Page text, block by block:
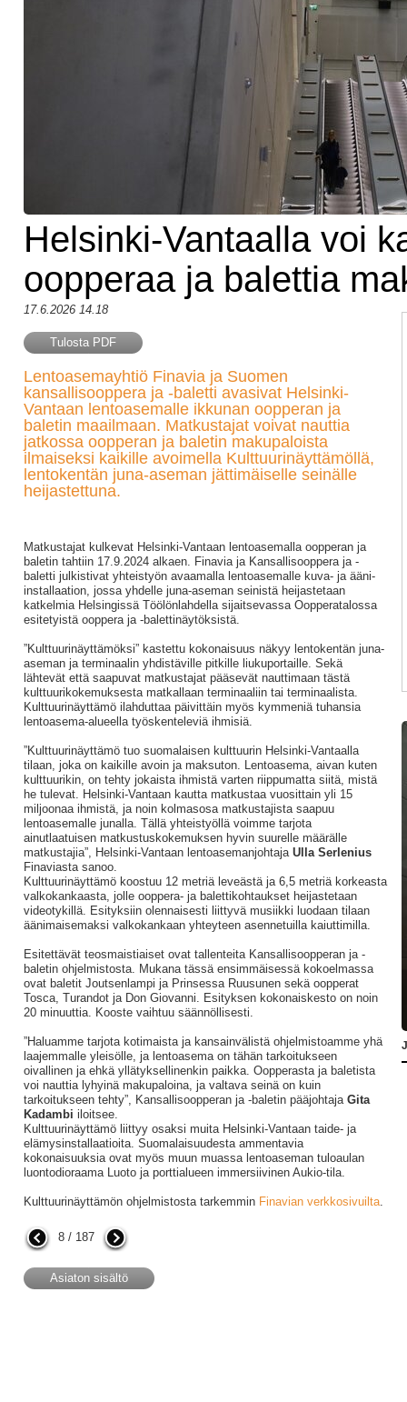
Helsinki-Vantaalla voi
oopperaa ja balettia
17.6.2026 14.18
Tulosta PDF
Lentoasemayhtiö Finavia ja Suomen
kansallisooppera ja -baletti avasivat Helsinki-
Vantaan lentoasemalle ikkunan oopperan ja
baletin maailmaan. Matkustajat voivat nauttia
jatkossa oopperan ja baletin makupaloista
ilmaiseksi kaikille avoimella Kulttuurinäyttämöllä,
lentokentän juna-aseman jättimäiselle seinälle
heijastettuna.
Matkustajat kulkevat Helsinki-Vantaan lentoasemalla oopperan ja
baletin tahtiin 17.9.2024 alkaen. Finavia ja Kansallisooppera ja -
baletti julkistivat yhteistyön avaamalla lentoasemalle kuva- ja ääni-
installaation, jossa yhdelle juna-aseman seinistä heijastetaan
katkelmia Helsingissä Töölönlahdella sijaitsevassa Oopperatalossa
esitetyistä ooppera ja -balettinäytöksistä.
”Kulttuurinäyttämöksi” kastettu kokonaisuus näkyy lentokentän juna-
aseman ja terminaalin yhdistäville pitkille liukuportaille. Sekä
lähtevät että saapuvat matkustajat pääsevät nauttimaan tästä
kulttuurikokemuksesta matkallaan terminaaliin tai terminaalista.
Kulttuurinäyttämö ilahduttaa päivittäin myös kymmeniä tuhansia
lentoasema-alueella työskenteleviä ihmisiä.
”Kulttuurinäyttämö tuo suomalaisen kulttuurin Helsinki-Vantaalla
tilaan, joka on kaikille avoin ja maksuton. Lentoasema, aivan kuten
kulttuurikin, on tehty jokaista ihmistä varten riippumatta siitä, mistä
he tulevat. Helsinki-Vantaan kautta matkustaa vuosittain yli 15
miljoonaa ihmistä, ja noin kolmasosa matkustajista saapuu
lentoasemalle junalla. Tällä yhteistyöllä voimme tarjota
ainutlaatuisen matkustuskokemuksen hyvin suurelle määrälle
matkustajia”, Helsinki-Vantaan lentoasemanjohtaja Ulla Serlenius
Finaviasta sanoo.
Kulttuurinäyttämö koostuu 12 metriä leveästä ja 6,5 metriä korkeasta
valkokankaasta, jolle ooppera- ja balettikohtaukset heijastetaan
videotykillä. Esityksiin olennaisesti liittyvä musiikki luodaan tilaan
äänimaisemaksi valkokankaan yhteyteen asennetuilla kaiuttimilla.
Esitettävät teosmaistiaiset ovat tallenteita Kansallisoopperan ja -
baletin ohjelmistosta. Mukana tässä ensimmäisessä kokoelmassa
ovat baletit Joutsenlampi ja Prinsessa Ruusunen sekä oopperat
Tosca, Turandot ja Don Giovanni. Esityksen kokonaiskesto on noin
20 minuuttia. Kooste vaihtuu säännöllisesti.
”Haluamme tarjota kotimaista ja kansainvälistä ohjelmistoamme yhä
laajemmalle yleisölle, ja lentoasema on tähän tarkoitukseen
oivallinen ja ehkä yllätyksellinenkin paikka. Oopperasta ja baletista
voi nauttia lyhyinä makupaloina, ja valtava seinä on kuin
tarkoitukseen tehty”, Kansallisoopperan ja -baletin pääjohtaja Gita
Kadambi iloitsee.
Kulttuurinäyttämö liittyy osaksi muita Helsinki-Vantaan taide- ja
elämysinstallaatioita. Suomalaisuudesta ammentavia
kokonaisuuksia ovat myös muun muassa lentoaseman tuloaulan
luontodioraama Luoto ja porttialueen immersiivinen Aukio-tila.
Kulttuurinäyttämön ohjelmistosta tarkemmin Finavian verkkosivuilta.
8 / 187
Asiaton sisältö